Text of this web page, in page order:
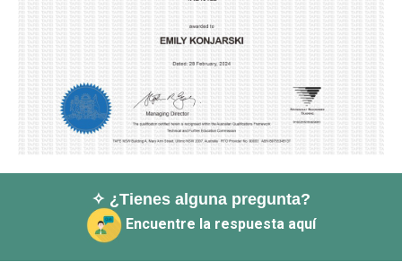
✧ ¿Tienes alguna pregunta?
Encuentre la respuesta aquí